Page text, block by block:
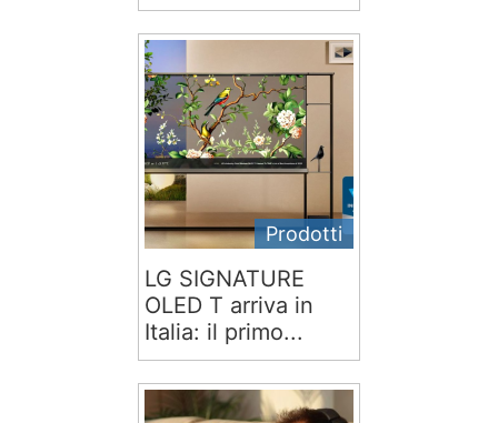
Prodotti
LG SIGNATURE
OLED T arriva in
Italia: il primo...